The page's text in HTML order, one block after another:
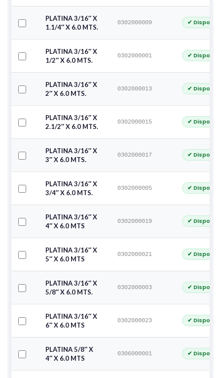
PLATINA 3/16″ X
1.1/4″ X 6.0 MTS.
0302000009 ✔
PLATINA 3/16″ X
1/2″ X 6.0 MTS.
0302000001 ✔
PLATINA 3/16″ X
2″ X 6.0 MTS.
0302000013 ✔
PLATINA 3/16″ X
2.1/2″ X 6.0 MTS.
0302000015 ✔
PLATINA 3/16″ X
3″ X 6.0 MTS.
0302000017 ✔
PLATINA 3/16″ X
3/4″ X 6.0 MTS.
0302000005 ✔
PLATINA 3/16″ X
4″ X 6.0 MTS
0302000019 ✔
PLATINA 3/16″ X
5″ X 6.0 MTS
0302000021 ✔
PLATINA 3/16″ X
5/8″ X 6.0 MTS.
0302000003 ✔
PLATINA 3/16″ X
6″ X 6.0 MTS
0302000023 ✔
PLATINA 5/8″ X
4″ X 6.0 MTS
0306000001 ✔